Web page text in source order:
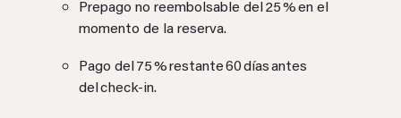
Prepago no reembolsable del 25 % en el
momento de la reserva.
Pago del 75 % restante 60 días antes
del check‑in.